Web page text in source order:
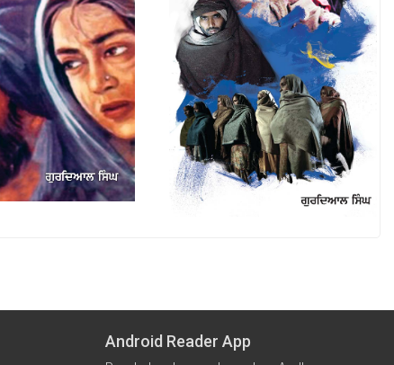
Android Reader App